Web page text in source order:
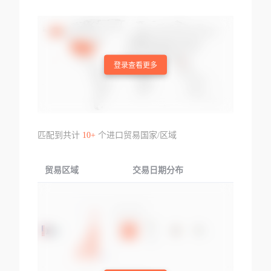
登录查看更多
匹配到共计 10+个进口贸易国家/区域
贸易区域 交易日期分布